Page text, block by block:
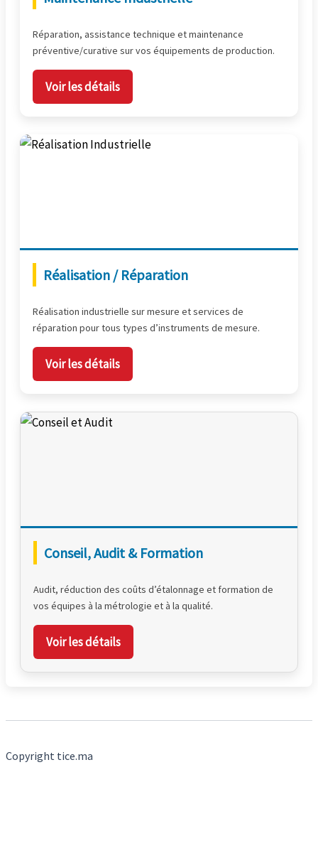
Réparation, assistance technique et maintenance
préventive/curative sur vos équipements de production.
Voir les détails
Réalisation / Réparation
Réalisation industrielle sur mesure et services de
réparation pour tous types d’instruments de mesure.
Voir les détails
Conseil, Audit & Formation
Audit, réduction des coûts d’étalonnage et formation de
vos équipes à la métrologie et à la qualité.
Voir les détails
Copyright tice.ma